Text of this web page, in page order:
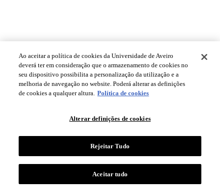
Ao aceitar a política de cookies da Universidade de Aveiro
deverá ter em consideração que o armazenamento de cookies no
seu dispositivo possibilita a personalização da utilização e a
melhoria de navegação no website. Poderá alterar as definições
de cookies a qualquer altura. Política de cookies
Alterar definições de cookies
Rejeitar Tudo
Aceitar tudo